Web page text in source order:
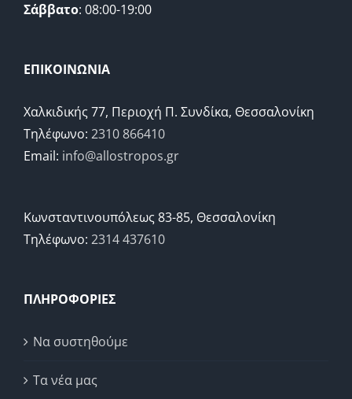
Σάββατο: 08:00-19:00
ΕΠΙΚΟΙΝΩΝΙΑ
Χαλκιδικής 77, Περιοχή Π. Συνδίκα, Θεσσαλονίκη
Τηλέφωνο: 2310 866410
Email: info@allostropos.gr
Κωνσταντινουπόλεως 83-85, Θεσσαλονίκη
Τηλέφωνο: 2314 437610
ΠΛΗΡΟΦΟΡΙΕΣ
Να συστηθούμε
Τα νέα μας